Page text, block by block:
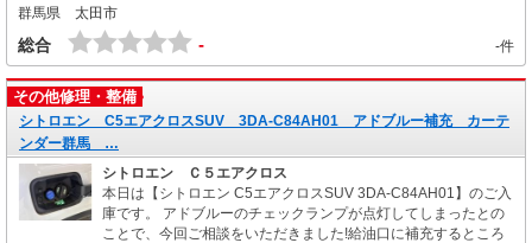
群馬県 太田市
総合 - -件
その他修理・整備
シトロエン C5エアクロスSUV 3DA-C84AH01 アドブルー補充 カーテ
ンダー群馬 …
シトロエン Ｃ５エアクロス
本日は【シトロエン C5エアクロスSUV 3DA-C84AH01】のご入
庫です。 アドブルーのチェックランプが点灯してしまったとの
ことで、今回ご相談をいただきました!給油口に補充するところ